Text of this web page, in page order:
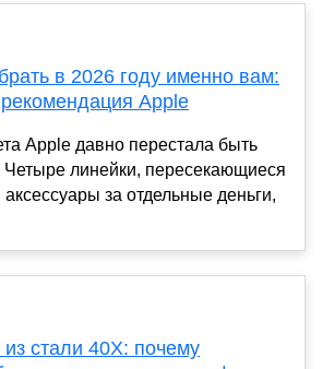
в 2026 году именно вам:
Apple
Apple давно перестала быть
линейки, пересекающиеся
аксессуары за отдельные деньги,
стали 40Х: почему